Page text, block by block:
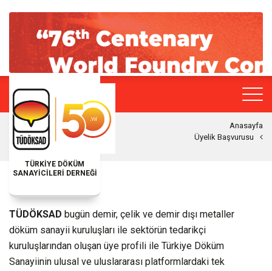
TÜRKİYE DÖKÜM
SANAYİCİLERİ DERNEĞİ
Anasayfa
Üyelik Başvurusu
ÜYEMIZ OLUN
TÜDÖKSAD bugün demir, çelik ve demir dışı metaller
döküm sanayii kuruluşları ile sektörün tedarikçi
kuruluşlarından oluşan üye profili ile Türkiye Döküm
Sanayiinin ulusal ve uluslararası platformlardaki tek